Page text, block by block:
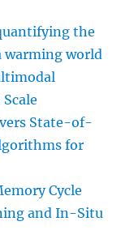
the
warming world
State-of-
for
Cycle
and In-Situ